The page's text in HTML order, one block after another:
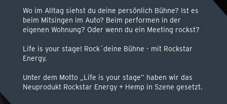
Wo im Alltag siehst du deine persönlich Bühne? Ist es
beim Mitsingen im Auto? Beim performen in der
eigenen Wohnung? Oder wenn du ein Meeting rockst?
Life is your stage! Rock´deine Bühne - mit Rockstar
Energy.
Unter dem Motto „Life is your stage” haben wir das
Neuprodukt Rockstar Energy + Hemp in Szene gesetzt.
TEAM
DATENSCHUTZ
KONTAKT